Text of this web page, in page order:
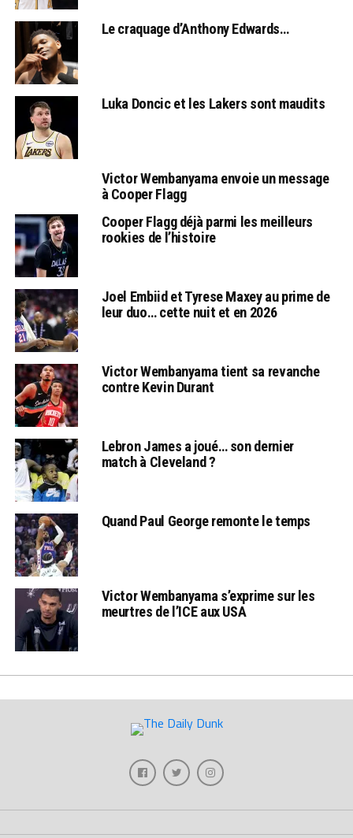
Le craquage d’Anthony Edwards…
Luka Doncic et les Lakers sont maudits
Victor Wembanyama envoie un message
à Cooper Flagg
Cooper Flagg déjà parmi les meilleurs
rookies de l’histoire
Joel Embiid et Tyrese Maxey au prime de
leur duo… cette nuit et en 2026
Victor Wembanyama tient sa revanche
contre Kevin Durant
Lebron James a joué… son dernier
match à Cleveland ?
Quand Paul George remonte le temps
Victor Wembanyama s’exprime sur les
meurtres de l’ICE aux USA